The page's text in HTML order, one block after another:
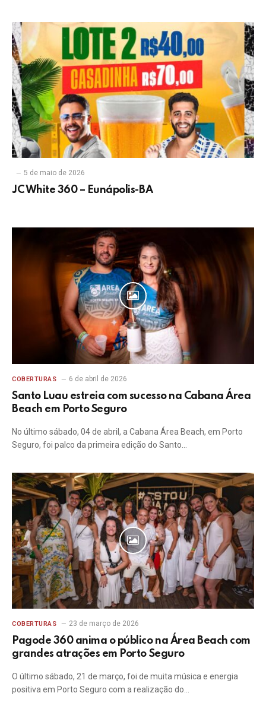
5 de maio de 2026
JC White 360 – Eunápolis-BA
COBERTURAS 6 de abril de 2026
Santo Luau estreia com sucesso na Cabana Área
Beach em Porto Seguro
No último sábado, 04 de abril, a Cabana Área Beach, em Porto
Seguro, foi palco da primeira edição do Santo…
COBERTURAS 23 de março de 2026
Pagode 360 anima o público na Área Beach com
grandes atrações em Porto Seguro
O último sábado, 21 de março, foi de muita música e energia
positiva em Porto Seguro com a realização do…